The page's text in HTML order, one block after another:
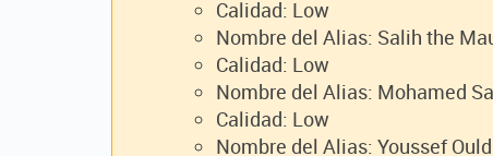
Calidad: Low
Nombre del Alias: Salih the
Calidad: Low
Nombre del Alias: Mohamed
Calidad: Low
Nombre del Alias: Youssef